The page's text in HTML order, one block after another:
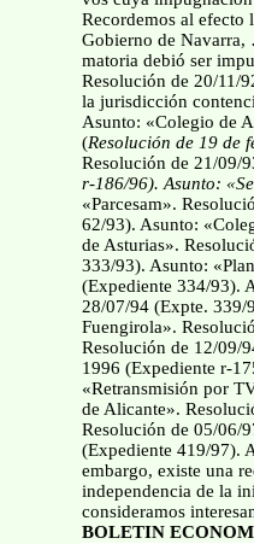
Recordemos al efecto
Gobierno de
matoria debió ser
Resolución de 20/11/
la jurisdicción
Asunto: «Colegio de
(Resolución de 19 de
Resolución de 21/09/
r-186/96). Asunto:
«Parcesam».
62/93). Asunto:
de Asturias».
333/93). Asunto:
(Expediente 334/93).
28/07/94 (Expte.
Fuengirola».
Resolución de 12/09/
1996 (Expediente r-
«Retransmisión por
de Alicante».
Resolución de 05/06/
(Expediente 419/97).
embargo, existe una
independencia de la
consideramos
BOLETIN